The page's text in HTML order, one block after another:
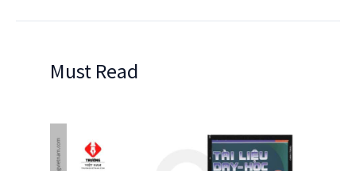
Must Read